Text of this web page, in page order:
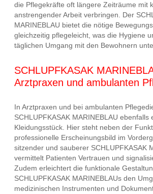
die Pflegekräfte oft längere Zeiträume mit
anstrengender Arbeit verbringen. Der
MARINEBLAU bietet die nötige
gleichzeitig pflegeleicht, was die Hygiene
täglichen Umgang mit den Bewohnern
SCHLUPFKASAK
Arztpraxen und ambulanten
In Arztpraxen und bei ambulanten
SCHLUPFKASAK MARINEBLAU ebenfalls
Kleidungsstück. Hier steht neben der
professionelle Erscheinungsbild im
sitzender und sauberer SCHLUPFKASAK
vermittelt Patienten Vertrauen und
Zudem erleichtert die funktionale
SCHLUPFKASAK MARINEBLAUs den
medizinischen Instrumenten und